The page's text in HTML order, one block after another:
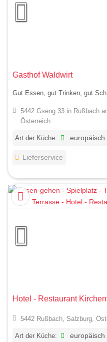
Gasthof Waldwirt
Gut Essen, gut Trinken, gut
5442 Gseng 33 in Rußbach
Österreich
Art der Küche: europäisch
Lieferservice
Hotel - Restaurant
5442 Rußbach, Salzburg,
Art der Küche: europäisch